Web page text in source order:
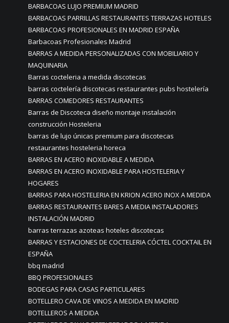
BARBACOAS LUJO PREMIUM MADRID
BARBACOAS PARRILLAS RESTAURANTES TERRAZAS HOTELES
BARBACOAS PROFESIONALES EN MADRID ESPAÑA
Barbacoas Profesionales Madrid
BARRAS A MEDIDA PERSONALIZADAS CON MOBILIARIO Y
MAQUINARIA
Barras cocteleria a medida discotecas
barras coctelería discotecas restaurantes pubs hostelería
BARRAS COMEDORES RESTAURANTES
Barras de Discoteca diseño montaje instalación
construcción Hosteleria
barras de lujo únicas premium para discotecas
restaurantes hosteleria horeca
BARRAS EN ACERO INOXIDABLE A MEDIDA
BARRAS EN ACERO INOXIDABLE PARA HOSTELERIA Y
HOGARES
BARRAS PARA HOSTELERIA EN KRION ACERO INOX A MEDIDA
BARRAS RESTAURANTES BARES A MEDIA INSTALADORES
INSTALACIÓN MADRID
barras terrazas azoteas hoteles discotecas
BARRAS Y ESTACIONES DE COCTELERIA CÓCTEL COCKTAIL EN
ESPAÑA
bbq madrid
BBQ PROFESIONALES
BODEGAS PARA CASAS PARTICULARES
BOTELLERO CAVA DE VINOS A MEDIDA EN MADRID
BOTELLEROS A MEDIDA